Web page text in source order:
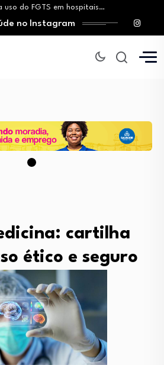
uso do FGTS em hospitais…
taxa de diagnósticos tardios…
entrega à Bahia um…
Salvador amplia ações de incentivo…
ao SUS reduz em até…
no Instagram
cartilha
ético e seguro